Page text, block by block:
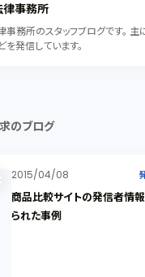
律事務所
事務所のスタッフブログです。
を発信しています。
のブログ
2015/04/08
商品比較サイトの発信者情
られた事例